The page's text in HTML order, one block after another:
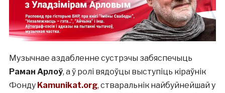
Музычнае аздабленне сустрэчы забяспечыць
Раман Арлоў, а ў ролі вядоўцы выступіць кіраўнік
Фонду Kamunikat.org, стваральнік найбуйнейшай у